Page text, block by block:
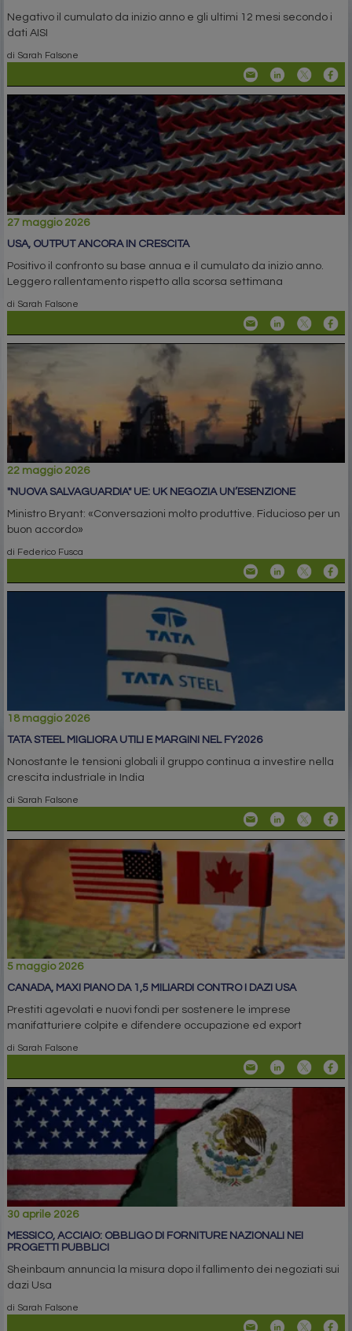
Negativo il cumulato da inizio anno e gli ultimi 12 mesi secondo i
dati AISI
di Sarah Falsone
27 maggio 2026
USA, OUTPUT ANCORA IN CRESCITA
Positivo il confronto su base annua e il cumulato da inizio anno.
Leggero rallentamento rispetto alla scorsa settimana
di Sarah Falsone
22 maggio 2026
"NUOVA SALVAGUARDIA" UE: UK NEGOZIA UN’ESENZIONE
Ministro Bryant: «Conversazioni molto produttive. Fiducioso per un
buon accordo»
di Federico Fusca
18 maggio 2026
TATA STEEL MIGLIORA UTILI E MARGINI NEL FY2026
Nonostante le tensioni globali il gruppo continua a investire nella
crescita industriale in India
di Sarah Falsone
5 maggio 2026
CANADA, MAXI PIANO DA 1,5 MILIARDI CONTRO I DAZI USA
Prestiti agevolati e nuovi fondi per sostenere le imprese
manifatturiere colpite e difendere occupazione ed export
di Sarah Falsone
30 aprile 2026
MESSICO, ACCIAIO: OBBLIGO DI FORNITURE NAZIONALI NEI
PROGETTI PUBBLICI
Sheinbaum annuncia la misura dopo il fallimento dei negoziati sui
dazi Usa
di Sarah Falsone